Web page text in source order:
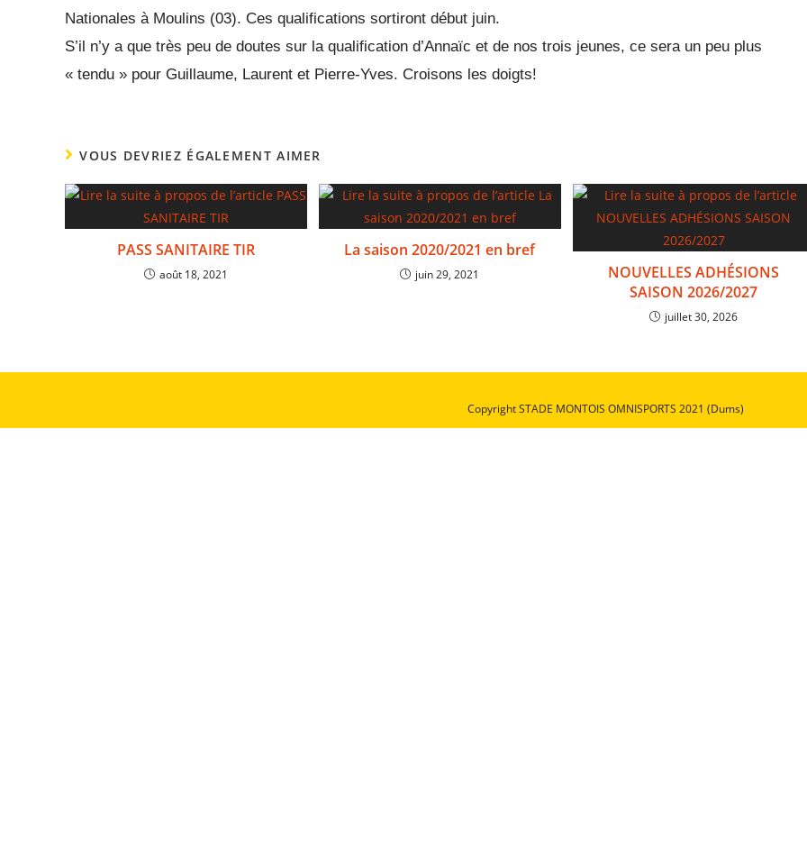
Nationales à Moulins (03). Ces qualifications sortiront début juin.
S’il n’y a que très peu de doutes sur la qualification d’Annaïc et de nos trois jeunes, ce sera un peu plus
« tendu » pour Guillaume, Laurent et Pierre-Yves. Croisons les doigts!
VOUS DEVRIEZ ÉGALEMENT AIMER
PASS SANITAIRE TIR
août 18, 2021
La saison 2020/2021 en bref
juin 29, 2021
NOUVELLES ADHÉSIONS
SAISON 2026/2027
juillet 30, 2026
Copyright STADE MONTOIS OMNISPORTS 2021 (Dums)